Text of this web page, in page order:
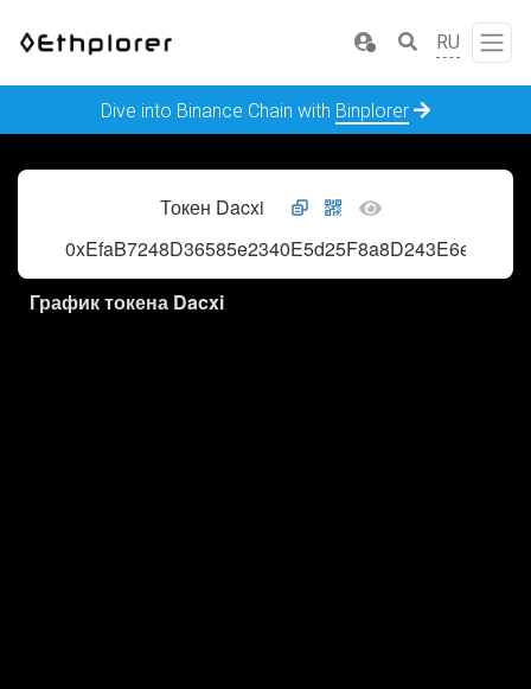
RU
Dive into Binance Chain with Binplorer
Токен Dacxi
0xEfaB7248D36585e2340E5d25F8a8D243E6e3193F
График токена Dacxi